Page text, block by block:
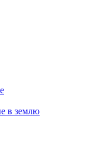
в землю